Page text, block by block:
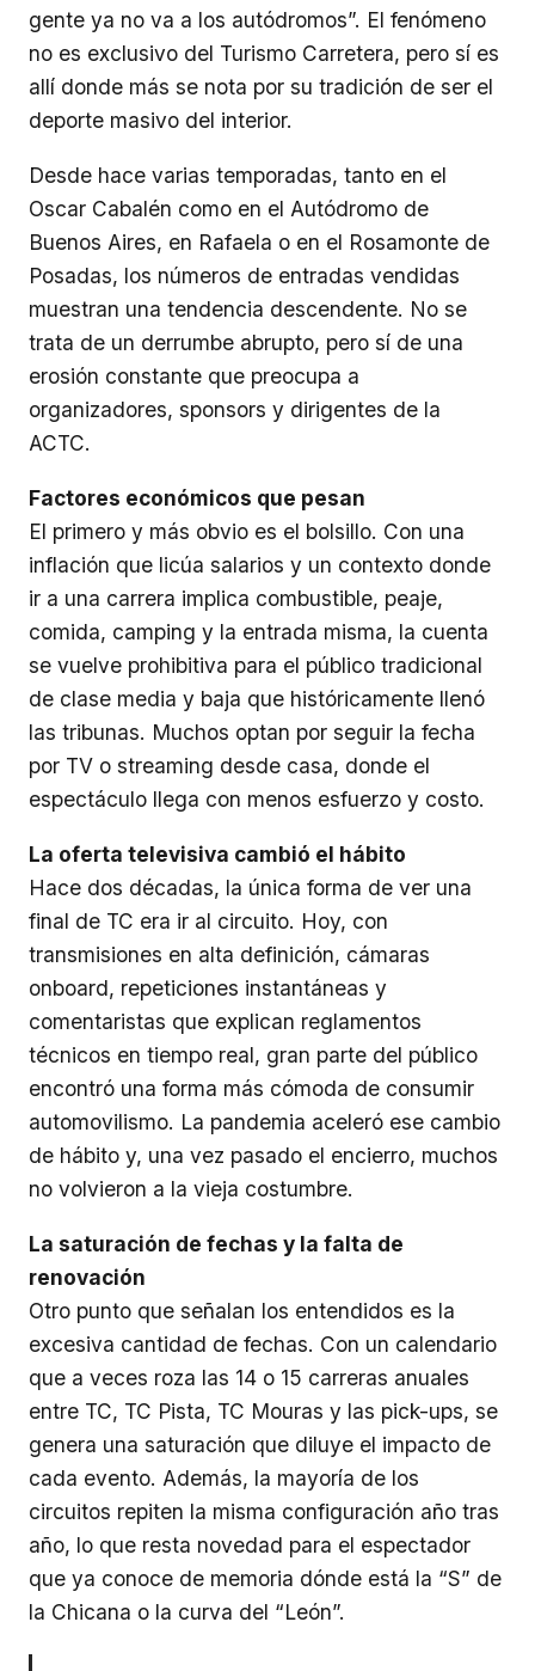
gente ya no va a los autódromos”. El fenómeno
no es exclusivo del Turismo Carretera, pero sí es
allí donde más se nota por su tradición de ser el
deporte masivo del interior.
Desde hace varias temporadas, tanto en el
Oscar Cabalén como en el Autódromo de
Buenos Aires, en Rafaela o en el Rosamonte de
Posadas, los números de entradas vendidas
muestran una tendencia descendente. No se
trata de un derrumbe abrupto, pero sí de una
erosión constante que preocupa a
organizadores, sponsors y dirigentes de la
ACTC.
Factores económicos que pesan
El primero y más obvio es el bolsillo. Con una
inflación que licúa salarios y un contexto donde
ir a una carrera implica combustible, peaje,
comida, camping y la entrada misma, la cuenta
se vuelve prohibitiva para el público tradicional
de clase media y baja que históricamente llenó
las tribunas. Muchos optan por seguir la fecha
por TV o streaming desde casa, donde el
espectáculo llega con menos esfuerzo y costo.
La oferta televisiva cambió el hábito
Hace dos décadas, la única forma de ver una
final de TC era ir al circuito. Hoy, con
transmisiones en alta definición, cámaras
onboard, repeticiones instantáneas y
comentaristas que explican reglamentos
técnicos en tiempo real, gran parte del público
encontró una forma más cómoda de consumir
automovilismo. La pandemia aceleró ese cambio
de hábito y, una vez pasado el encierro, muchos
no volvieron a la vieja costumbre.
La saturación de fechas y la falta de
renovación
Otro punto que señalan los entendidos es la
excesiva cantidad de fechas. Con un calendario
que a veces roza las 14 o 15 carreras anuales
entre TC, TC Pista, TC Mouras y las pick-ups, se
genera una saturación que diluye el impacto de
cada evento. Además, la mayoría de los
circuitos repiten la misma configuración año tras
año, lo que resta novedad para el espectador
que ya conoce de memoria dónde está la “S” de
la Chicana o la curva del “León”.